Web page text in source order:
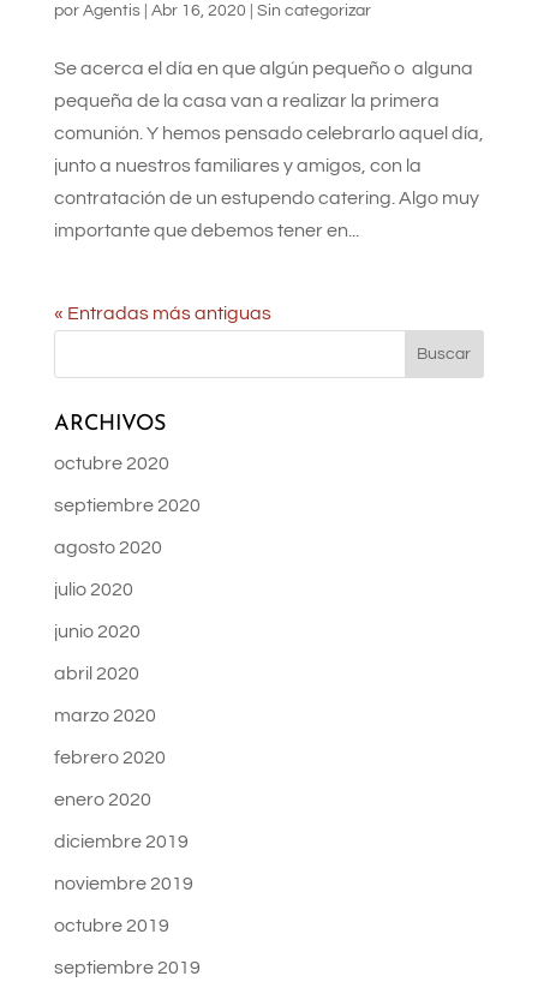
por Agentis| Abr 16, 2020 Sin categorizar
Se acerca el día en que algún pequeño o alguna
pequeña de la casa van a realizar la primera
comunión. Y hemos pensado celebrarlo aquel día,
junto a nuestros familiares y amigos, con la
contratación de un estupendo catering. Algo muy
importante que debemos tener en...
« Entradas más antiguas
ARCHIVOS
octubre 2020
septiembre 2020
agosto 2020
julio 2020
junio 2020
abril 2020
marzo 2020
febrero 2020
enero 2020
diciembre 2019
noviembre 2019
octubre 2019
septiembre 2019